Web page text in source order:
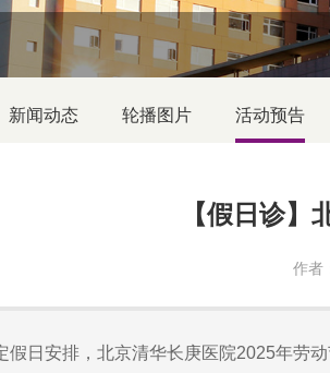
新闻动态 轮播图片 活动预告
【假日诊
作者
假日安排，北京清华长庚医院2025年劳动